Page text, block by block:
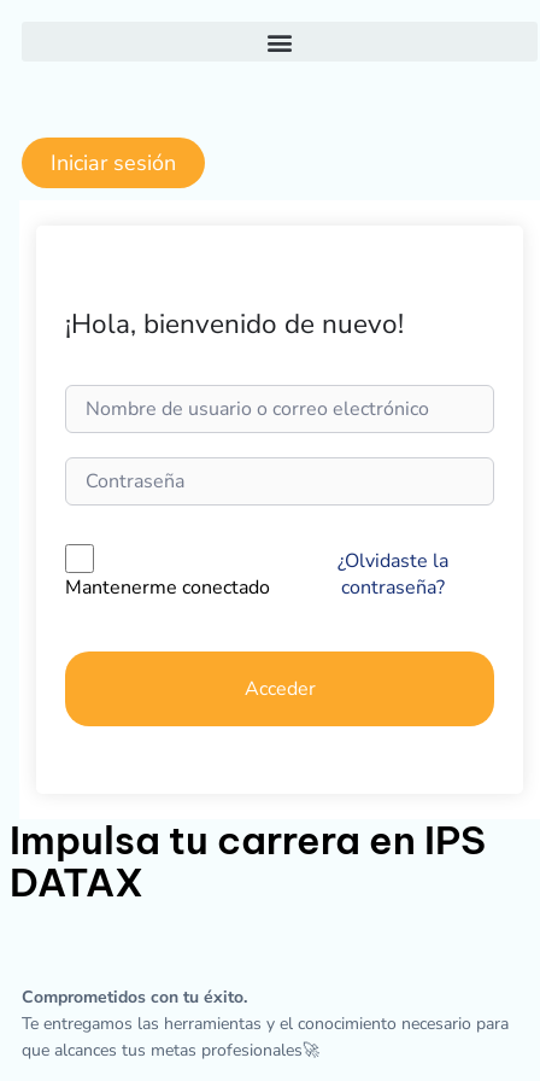
Iniciar sesión
¡Hola, bienvenido de nuevo!
Mantenerme conectado
¿Olvidaste la
contraseña?
Acceder
Impulsa tu carrera en IPS
DATAX
Comprometidos con tu éxito.
Te entregamos las herramientas y el conocimiento necesario para
que alcances tus metas profesionales🚀